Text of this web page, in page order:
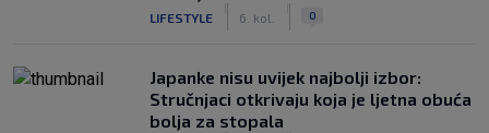
LIFESTYLE 6. kol. 0
Japanke nisu uvijek najbolji izbor:
Stručnjaci otkrivaju koja je ljetna obuća
bolja za stopala